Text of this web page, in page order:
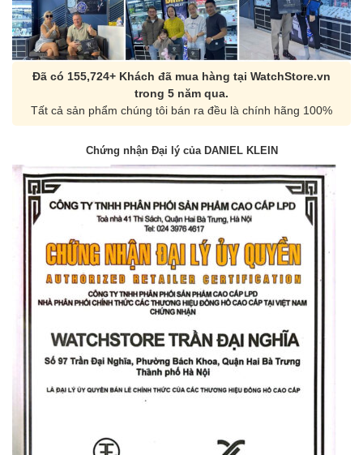
Đã có 155,724+ Khách đã mua hàng tại WatchStore.vn
trong 5 năm qua.
Tất cả sản phẩm chúng tôi bán ra đều là chính hãng 100%
Chứng nhận Đại lý của DANIEL KLEIN